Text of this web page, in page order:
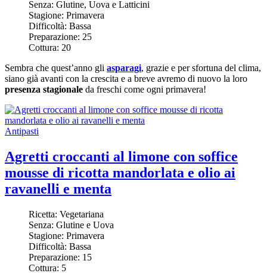
Senza: Glutine, Uova e Latticini
Stagione: Primavera
Difficoltà: Bassa
Preparazione: 25
Cottura: 20
Sembra che quest’anno gli asparagi, grazie e per sfortuna del clima,
siano già avanti con la crescita e a breve avremo di nuovo la loro
presenza stagionale da freschi come ogni primavera!
Antipasti
Agretti croccanti al limone con soffice
mousse di ricotta mandorlata e olio ai
ravanelli e menta
Ricetta: Vegetariana
Senza: Glutine e Uova
Stagione: Primavera
Difficoltà: Bassa
Preparazione: 15
Cottura: 5